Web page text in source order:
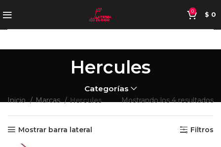
0 $ 0
Hercules
Categorías
Inicio Marcas Hercules Mostrando los 4 resultados
Mostrar barra lateral Filtros